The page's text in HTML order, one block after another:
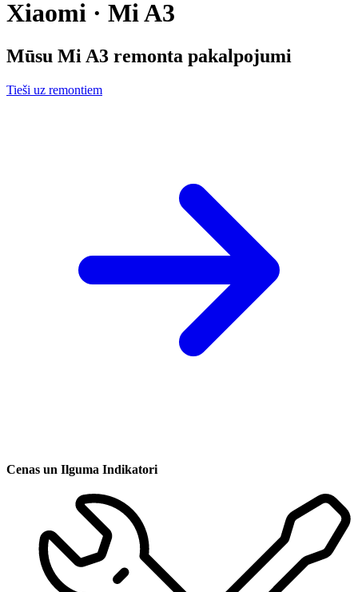
Xiaomi · Mi A3
Mūsu Mi A3 remonta pakalpojumi
Tieši uz remontiem
Cenas un Ilguma Indikatori